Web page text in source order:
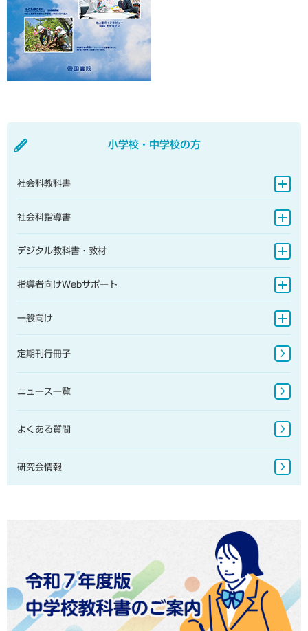
小学校・中学校の方
社会科教科書
地図帳
社会科指導書
地図帳
デジタル教科書・教材
小学校
指導者向けWebサポート
指導書Webサポート
一般向け
地図帳・一般書籍
地球儀
定期刊行冊子
ニュース一覧
よくある質問
研究会情報